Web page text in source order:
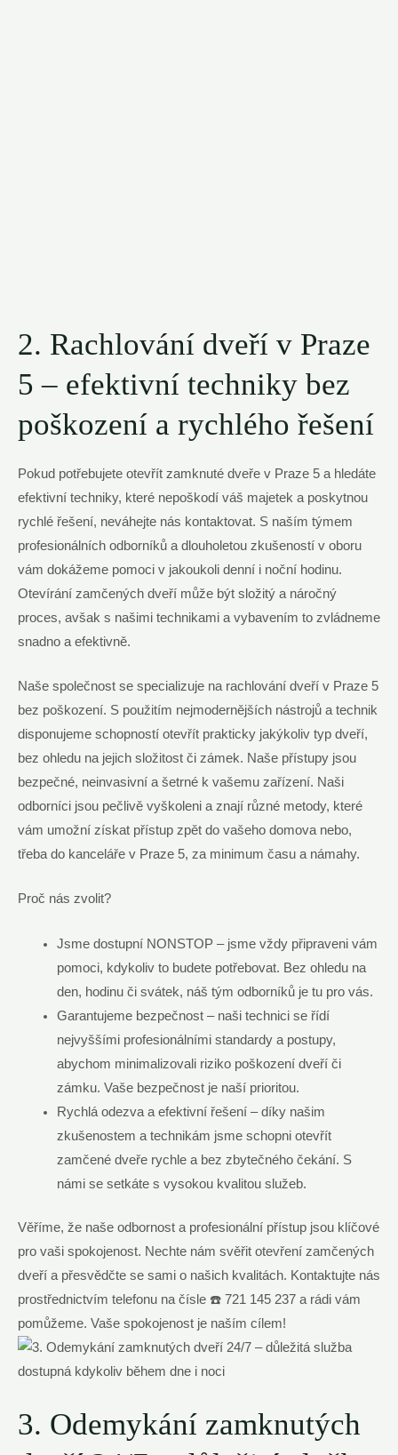
2. Rachlování dveří v Praze
5 – efektivní techniky bez
poškození a rychlého řešení
Pokud potřebujete otevřít zamknuté dveře v Praze 5 a hledáte
efektivní techniky, které nepoškodí váš majetek a poskytnou
rychlé řešení, neváhejte nás kontaktovat. S naším týmem
profesionálních odborníků a dlouholetou zkušeností v oboru
vám dokážeme pomoci v jakoukoli denní i noční hodinu.
Otevírání zamčených dveří může být složitý a náročný
proces, avšak s našimi technikami a vybavením to zvládneme
snadno a efektivně.
Naše společnost se specializuje na rachlování dveří v Praze 5
bez poškození. S použitím nejmodernějších nástrojů a technik
disponujeme schopností otevřít prakticky jakýkoliv typ dveří,
bez ohledu na jejich složitost či zámek. Naše přístupy jsou
bezpečné, neinvasivní a šetrné k vašemu zařízení. Naši
odborníci jsou pečlivě vyškoleni a znají různé metody, které
vám umožní získat přístup zpět do vašeho domova nebo,
třeba do kanceláře v Praze 5, za minimum času a námahy.
Proč nás zvolit?
Jsme dostupní NONSTOP – jsme vždy připraveni vám
pomoci, kdykoliv to budete potřebovat. Bez ohledu na
den, hodinu či svátek, náš tým odborníků je tu pro vás.
Garantujeme bezpečnost – naši technici se řídí
nejvyššími profesionálními standardy a postupy,
abychom minimalizovali riziko poškození dveří či
zámku. Vaše bezpečnost je naší prioritou.
Rychlá odezva a efektivní řešení – díky našim
zkušenostem a technikám jsme schopni otevřít
zamčené dveře rychle a bez zbytečného čekání. S
námi se setkáte s vysokou kvalitou služeb.
Věříme, že naše odbornost a profesionální přístup jsou klíčové
pro vaši spokojenost. Nechte nám svěřit otevření zamčených
dveří a přesvědčte se sami o našich kvalitách. Kontaktujte nás
prostřednictvím telefonu na čísle ☎️ 721 145 237 a rádi vám
pomůžeme. Vaše spokojenost je naším cílem!
3. Odemykání zamknutých